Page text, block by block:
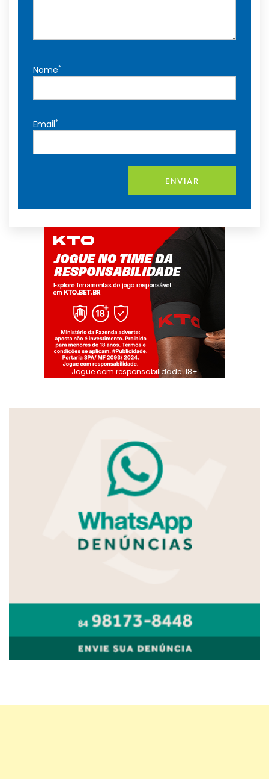
Nome*
Email*
ENVIAR
Jogue com responsabilidade. 18+